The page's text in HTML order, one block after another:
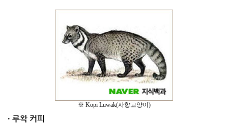
※ Kopi Luwak(사향고양이)
· 루왁 커피